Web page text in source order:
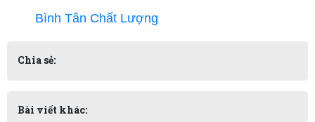
Bình Tân Chất Lượng
Chia sẻ:
Bài viết khác: